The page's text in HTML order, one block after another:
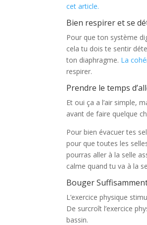
cet article.
Bien respirer et se
Pour que ton système
cela tu dois te sentir
ton diaphragme. La
respirer.
Prendre le temps
Et oui ça a l’air simple,
avant de faire quelque
Pour bien évacuer tes
pour que toutes les
pourras aller à la selle
calme quand tu va à la
Bouger
L’exercice physique
De surcroît l’exercice
bassin.